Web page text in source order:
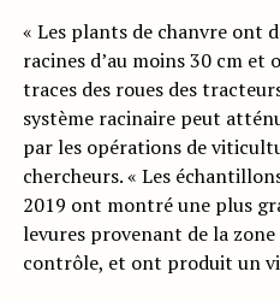
« Les plants de chanvre ont
racines d’au moins 30 cm et
traces des roues des
système racinaire peut
par les opérations de
chercheurs. « Les
2019 ont montré une plus
levures provenant de la zone
contrôle, et ont produit un